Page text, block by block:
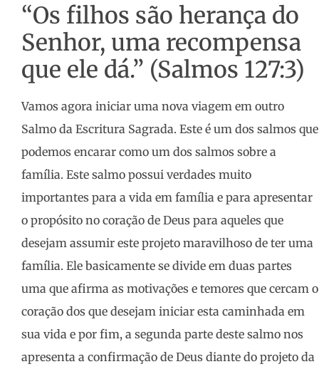
“Os filhos são herança do
Senhor, uma recompensa
que ele dá.” (Salmos 127:3)
Vamos agora iniciar uma nova viagem em outro
Salmo da Escritura Sagrada. Este é um dos salmos que
podemos encarar como um dos salmos sobre a
família. Este salmo possui verdades muito
importantes para a vida em família e para apresentar
o propósito no coração de Deus para aqueles que
desejam assumir este projeto maravilhoso de ter uma
família. Ele basicamente se divide em duas partes
uma que afirma as motivações e temores que cercam o
coração dos que desejam iniciar esta caminhada em
sua vida e por fim, a segunda parte deste salmo nos
apresenta a confirmação de Deus diante do projeto da